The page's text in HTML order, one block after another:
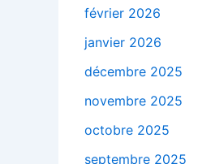
février 2026
janvier 2026
décembre 2025
novembre 2025
octobre 2025
septembre 2025